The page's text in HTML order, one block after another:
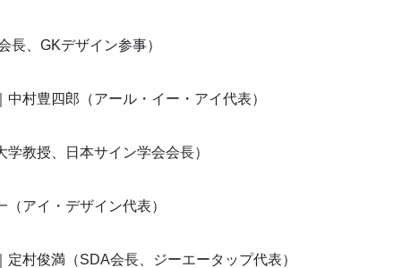
長、GKデザイン参事）
村豊四郎（アール・イー・アイ代表）
教授、日本サイン学会会長）
アイ・デザイン代表）
村俊満（SDA会長、ジーエータップ代表）